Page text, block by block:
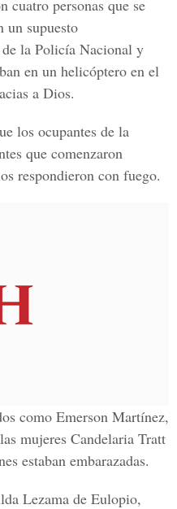
cuatro personas que se
un supuesto
la Policía Nacional y
en un helicóptero en el
a Dios.
los ocupantes de la
que comenzaron
respondieron con fuego.
como Emerson Martínez,
mujeres Candelaria Tratt
estaban embarazadas.
Lezama de Eulopio,